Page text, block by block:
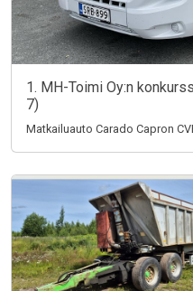
1. MH-Toimi Oy:n
7)
Matkailuauto Carado Capron